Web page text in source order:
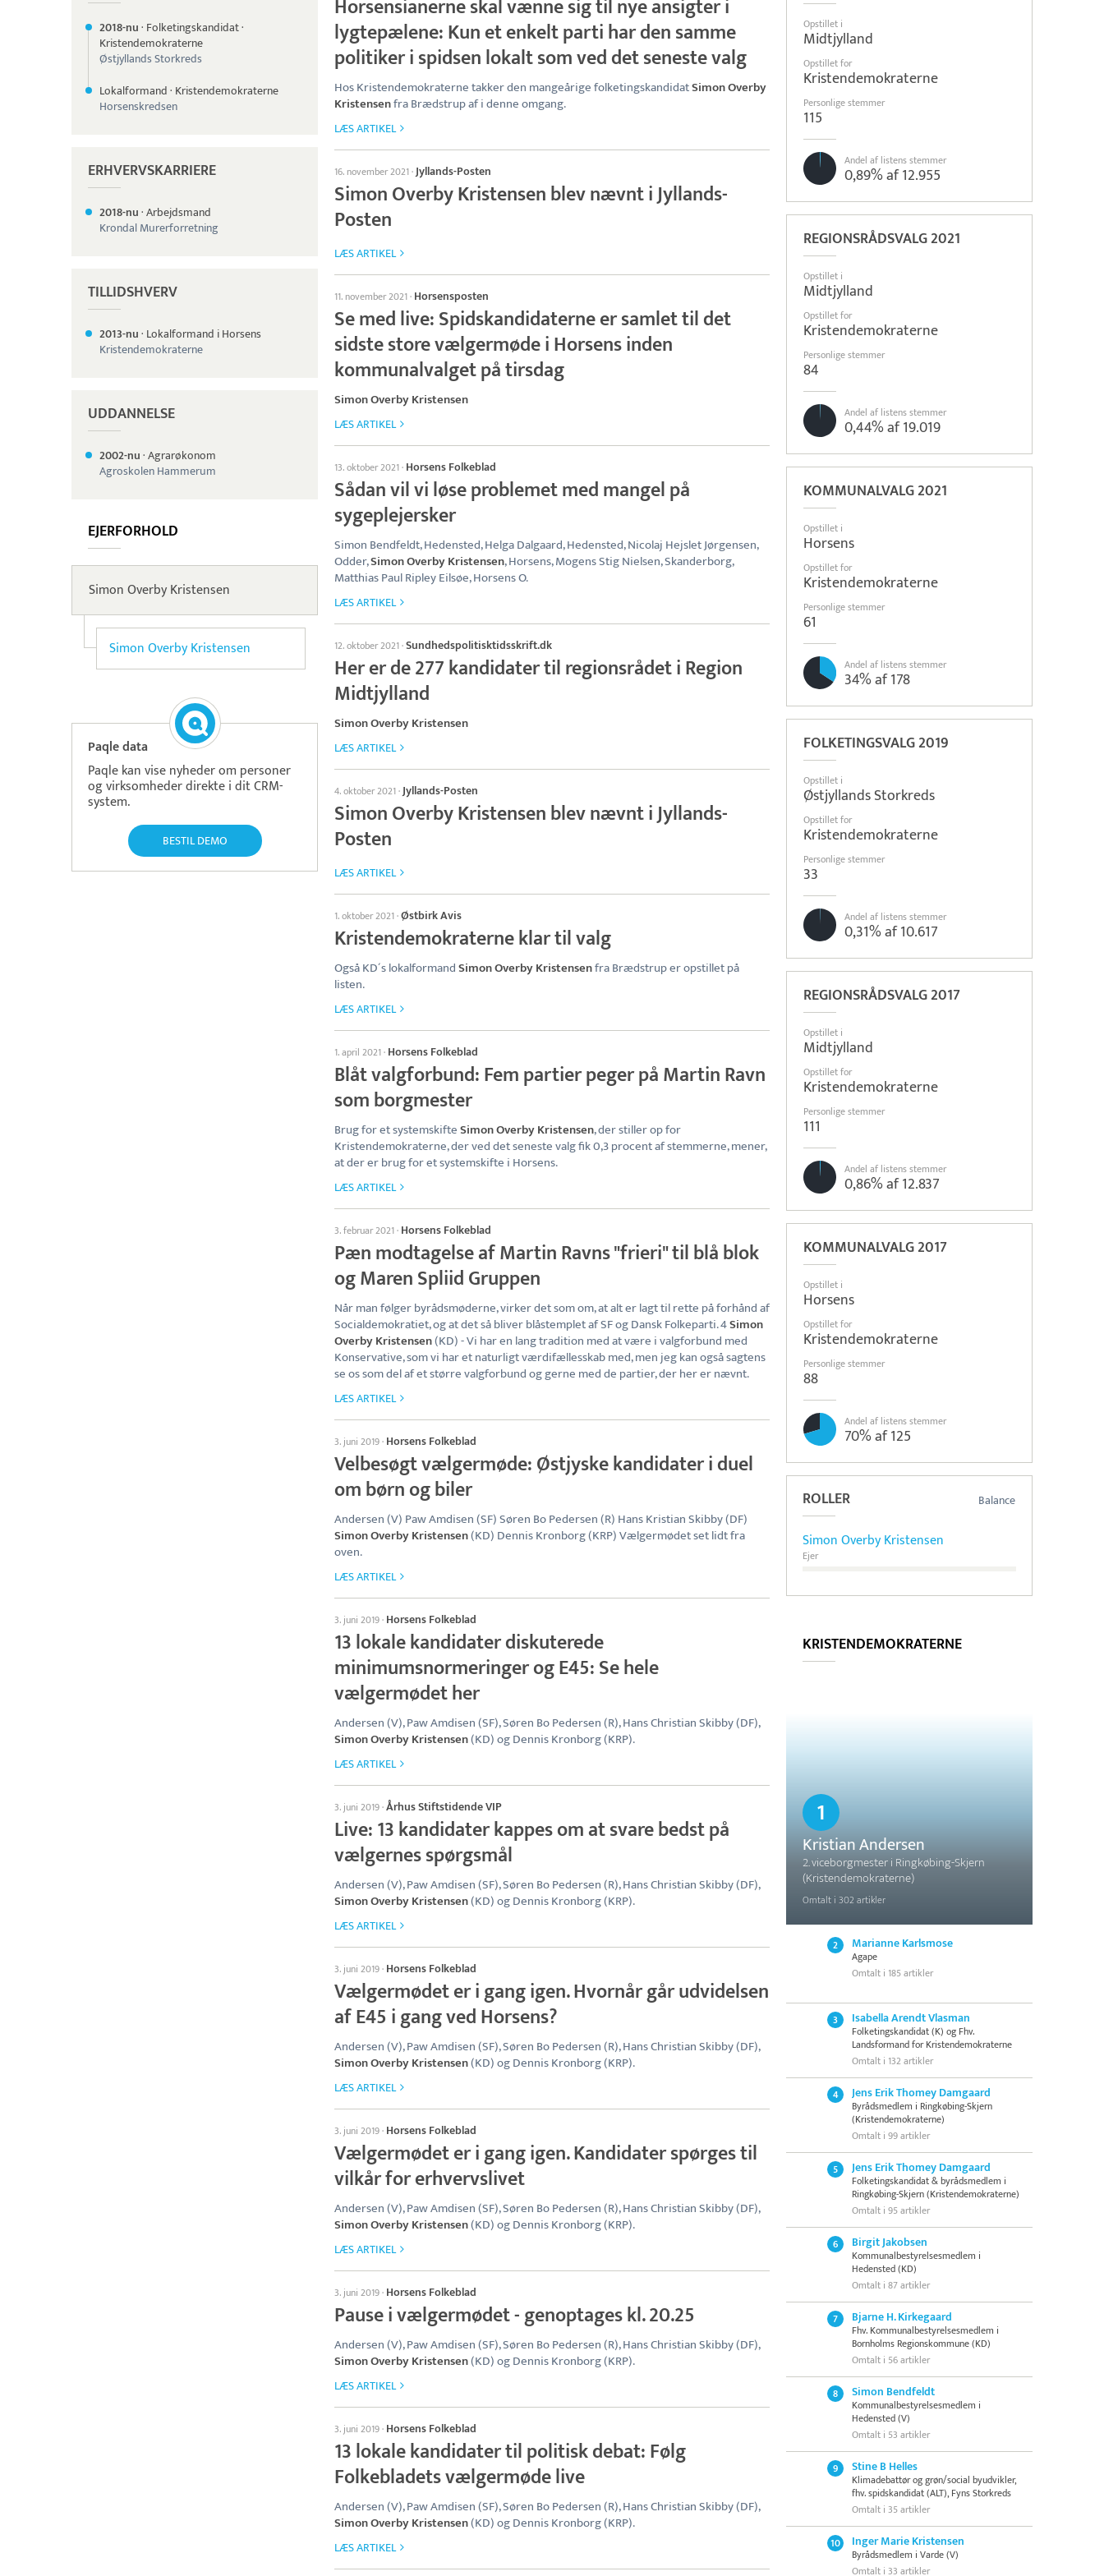
Opstillet i
Midtjylland
Opstillet for
Kristendemokraterne
Personlige stemmer
115
Andel af listens stemmer
0,89% af 12.955
REGIONSRÅDSVALG 2021
Opstillet i
Midtjylland
Opstillet for
Kristendemokraterne
Personlige stemmer
84
Andel af listens stemmer
0,44% af 19.019
KOMMUNALVALG 2021
Opstillet i
Horsens
Opstillet for
Kristendemokraterne
Personlige stemmer
61
Andel af listens stemmer
34% af 178
FOLKETINGSVALG 2019
Opstillet i
Østjyllands Storkreds
Opstillet for
Kristendemokraterne
Personlige stemmer
33
Andel af listens stemmer
0,31% af 10.617
REGIONSRÅDSVALG 2017
Opstillet i
Midtjylland
Opstillet for
Kristendemokraterne
Personlige stemmer
111
Andel af listens stemmer
0,86% af 12.837
KOMMUNALVALG 2017
Opstillet i
Horsens
Opstillet for
Kristendemokraterne
Personlige stemmer
88
Andel af listens stemmer
70% af 125
Balance
ROLLER
Simon Overby Kristensen
Ejer
KRISTENDEMOKRATERNE
1
Kristian Andersen
2. viceborgmester i Ringkøbing-Skjern
(Kristendemokraterne)
Omtalt i 302 artikler
2 Marianne Karlsmose
Agape
Omtalt i 185 artikler
3 Isabella Arendt Vlasman
Folketingskandidat (K) og Fhv.
Landsformand for Kristendemokraterne
Omtalt i 132 artikler
4 Jens Erik Thomey Damgaard
Byrådsmedlem i Ringkøbing-Skjern
(Kristendemokraterne)
Omtalt i 99 artikler
5 Jens Erik Thomey Damgaard
Folketingskandidat & byrådsmedlem i
Ringkøbing-Skjern (Kristendemokraterne)
Omtalt i 95 artikler
6 Birgit Jakobsen
Kommunalbestyrelsesmedlem i
Hedensted (KD)
Omtalt i 87 artikler
7 Bjarne H. Kirkegaard
Fhv. Kommunalbestyrelsesmedlem i
Bornholms Regionskommune (KD)
Omtalt i 56 artikler
8 Simon Bendfeldt
Kommunalbestyrelsesmedlem i
Hedensted (V)
Omtalt i 53 artikler
9 Stine B Helles
Klimadebattør og grøn/social byudvikler,
fhv. spidskandidat (ALT), Fyns Storkreds
Omtalt i 35 artikler
10 Inger Marie Kristensen
Byrådsmedlem i Varde (V)
Omtalt i 33 artikler
2018-nu· Folketingskandidat·
Kristendemokraterne
Østjyllands Storkreds
Lokalformand· Kristendemokraterne
Horsenskredsen
ERHVERVSKARRIERE
2018-nu·Arbejdsmand
Krondal Murerforretning
TILLIDSHVERV
2013-nu· Lokalformand i Horsens
Kristendemokraterne
UDDANNELSE
2002-nu·Agrarøkonom
Agroskolen Hammerum
EJERFORHOLD
Simon Overby Kristensen
Simon Overby Kristensen
Paqle data
Paqle kan vise nyheder om personer
og virksomheder direkte i dit CRM-
system.
BESTIL DEMO
Horsensianerne skal vænne sig til nye ansigter i
lygtepælene: Kun et enkelt parti har den samme
politiker i spidsen lokalt som ved det seneste valg
Hos Kristendemokraterne takker den mangeårige folketingskandidatSimon Overby
Kristensenfra Brædstrup af i denne omgang.
LÆS ARTIKEL
16. november 2021·Jyllands-Posten
Simon Overby Kristensen blev nævnt i Jyllands-
Posten
LÆS ARTIKEL
11. november 2021· Horsensposten
Se med live: Spidskandidaterne er samlet til det
sidste store vælgermøde i Horsens inden
kommunalvalget på tirsdag
Simon Overby Kristensen
LÆS ARTIKEL
13. oktober 2021· Horsens Folkeblad
Sådan vil vi løse problemet med mangel på
sygeplejersker
Simon Bendfeldt, Hedensted, Helga Dalgaard, Hedensted, Nicolaj Hejslet Jørgensen,
Odder,Simon Overby Kristensen, Horsens, Mogens Stig Nielsen, Skanderborg,
Matthias Paul Ripley Eilsøe, Horsens O.
LÆS ARTIKEL
12. oktober 2021·Sundhedspolitisktidsskrift.dk
Her er de 277 kandidater til regionsrådet i Region
Midtjylland
Simon Overby Kristensen
LÆS ARTIKEL
4. oktober 2021·Jyllands-Posten
Simon Overby Kristensen blev nævnt i Jyllands-
Posten
LÆS ARTIKEL
1. oktober 2021·Østbirk Avis
Kristendemokraterne klar til valg
Også KD´s lokalformandSimon Overby Kristensenfra Brædstrup er opstillet på
listen.
LÆS ARTIKEL
1. april 2021· Horsens Folkeblad
Blåt valgforbund: Fem partier peger på Martin Ravn
som borgmester
Brug for et systemskifteSimon Overby Kristensen, der stiller op for
Kristendemokraterne, der ved det seneste valg fik 0,3 procent af stemmerne, mener,
at der er brug for et systemskifte i Horsens.
LÆS ARTIKEL
3. februar 2021· Horsens Folkeblad
Pæn modtagelse af Martin Ravns "frieri" til blå blok
og Maren Spliid Gruppen
Når man følger byrådsmøderne, virker det som om, at alt er lagt til rette på forhånd af
Socialdemokratiet, og at det så bliver blåstemplet af SF og Dansk Folkeparti. 4Simon
Overby Kristensen(KD) - Vi har en lang tradition med at være i valgforbund med
Konservative, som vi har et naturligt værdifællesskab med, men jeg kan også sagtens
se os som del af et større valgforbund og gerne med de partier, der her er nævnt.
LÆS ARTIKEL
3. juni 2019· Horsens Folkeblad
Velbesøgt vælgermøde: Østjyske kandidater i duel
om børn og biler
Andersen (V) Paw Amdisen (SF) Søren Bo Pedersen (R) Hans Kristian Skibby (DF)
Simon Overby Kristensen(KD) Dennis Kronborg (KRP) Vælgermødet set lidt fra
oven.
LÆS ARTIKEL
3. juni 2019· Horsens Folkeblad
13 lokale kandidater diskuterede
minimumsnormeringer og E45: Se hele
vælgermødet her
Andersen (V), Paw Amdisen (SF), Søren Bo Pedersen (R), Hans Christian Skibby (DF),
Simon Overby Kristensen(KD) og Dennis Kronborg (KRP).
LÆS ARTIKEL
3. juni 2019·Århus Stiftstidende VIP
Live: 13 kandidater kappes om at svare bedst på
vælgernes spørgsmål
Andersen (V), Paw Amdisen (SF), Søren Bo Pedersen (R), Hans Christian Skibby (DF),
Simon Overby Kristensen(KD) og Dennis Kronborg (KRP).
LÆS ARTIKEL
3. juni 2019· Horsens Folkeblad
Vælgermødet er i gang igen. Hvornår går udvidelsen
af E45 i gang ved Horsens?
Andersen (V), Paw Amdisen (SF), Søren Bo Pedersen (R), Hans Christian Skibby (DF),
Simon Overby Kristensen(KD) og Dennis Kronborg (KRP).
LÆS ARTIKEL
3. juni 2019· Horsens Folkeblad
Vælgermødet er i gang igen. Kandidater spørges til
vilkår for erhvervslivet
Andersen (V), Paw Amdisen (SF), Søren Bo Pedersen (R), Hans Christian Skibby (DF),
Simon Overby Kristensen(KD) og Dennis Kronborg (KRP).
LÆS ARTIKEL
3. juni 2019· Horsens Folkeblad
Pause i vælgermødet - genoptages kl. 20.25
Andersen (V), Paw Amdisen (SF), Søren Bo Pedersen (R), Hans Christian Skibby (DF),
Simon Overby Kristensen(KD) og Dennis Kronborg (KRP).
LÆS ARTIKEL
3. juni 2019· Horsens Folkeblad
13 lokale kandidater til politisk debat: Følg
Folkebladets vælgermøde live
Andersen (V), Paw Amdisen (SF), Søren Bo Pedersen (R), Hans Christian Skibby (DF),
Simon Overby Kristensen(KD) og Dennis Kronborg (KRP).
LÆS ARTIKEL